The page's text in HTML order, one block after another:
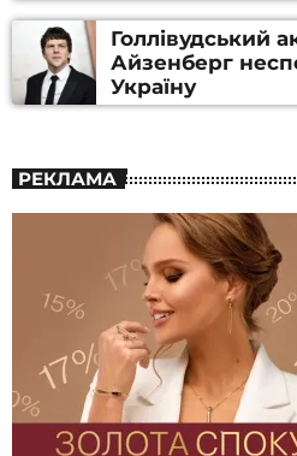
Голлівудський
Айзенберг
Україну
РЕКЛАМА